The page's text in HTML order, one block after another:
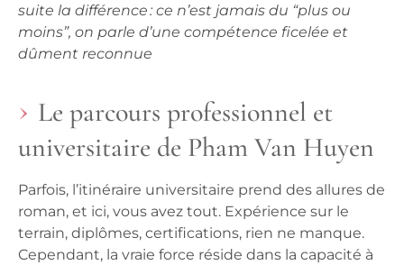
suite la différence : ce n’est jamais du “plus ou
moins”, on parle d’une compétence ficelée et
dûment reconnue
Le parcours professionnel et
universitaire de Pham Van Huyen
Parfois, l’itinéraire universitaire prend des allures de
roman, et ici, vous avez tout. Expérience sur le
terrain, diplômes, certifications, rien ne manque.
Cependant, la vraie force réside dans la capacité à